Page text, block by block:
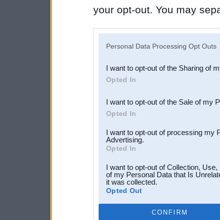
your opt-out. You may
Downstream Participants
third parties.
Personal Data Processing Opt Outs
I want to opt-out of the Sharing of
Opted In
I want to opt-out of the Sale of my
Opted In
I want to opt-out of processing my
Advertising.
Opted In
I want to opt-out of Collection,
of my Personal Data that Is
it was collected.
Opted Out
CONFIRM